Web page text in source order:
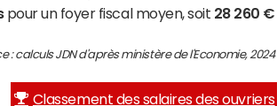
pour un foyer fiscal moyen, soit 28 260 €
: calculs JDN d'après ministère de l'Economie, 2024
Classement des salaires des ouvriers